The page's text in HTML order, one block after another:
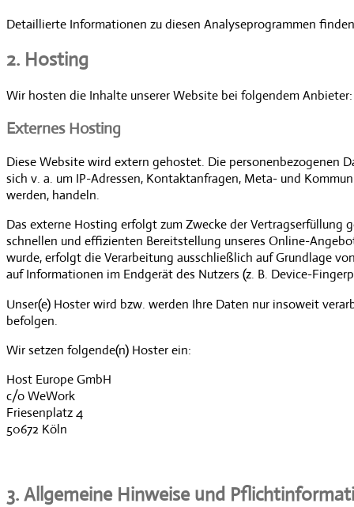
Detaillierte Informationen zu diesen Analyseprogrammen
2. Hosting
Wir hosten die Inhalte unserer Website bei folgendem Anbieter:
Externes Hosting
Diese Website wird extern gehostet. Die personenbezogenen
sich v. a. um IP-Adressen, Kontaktanfragen, Meta- und
werden, handeln.
Das externe Hosting erfolgt zum Zwecke der Vertragserfüllung
schnellen und effizienten Bereitstellung unseres Online-
wurde, erfolgt die Verarbeitung ausschließlich auf Grundlage
auf Informationen im Endgerät des Nutzers (z. B. Device-
Unser(e) Hoster wird bzw. werden Ihre Daten nur insoweit
befolgen.
Wir setzen folgende(n) Hoster ein:
Host Europe GmbH
c/o WeWork
Friesenplatz 4
50672 Köln
3. Allgemeine Hinweise und